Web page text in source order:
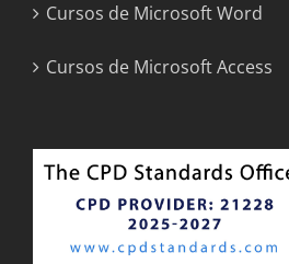
Cursos de Microsoft Word
Cursos de Microsoft Access